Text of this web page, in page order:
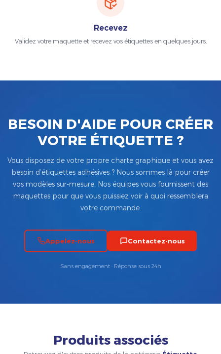
Recevez
Validez votre maquette et recevez vos étiquettes en quelques jours.
BESOIN D'AIDE POUR CRÉER
VOTRE ÉTIQUETTE ?
Vous disposez de votre propre charte graphique et vous avez
besoin d’étiquettes adhésives ? Nous sommes là pour créer
vos modèles sur-mesure. Nos équipes vous fournissent des
maquettes pour que vous puissiez voir à quoi ressemblera
votre commande.
Appelez-nous Contactez-nous
Sans engagement · Réponse sous 24h
Produits associés